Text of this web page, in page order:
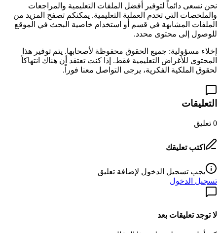
نحن نسعى دائماً لتوفير أفضل الملفات التعليمية والمراجعات
والملخصات التي تخدم العملية التعليمية. يمكنكم تصفح المزيد من
الملفات المشابهة في قسم
أو استخدام خاصية البحث في الموقع
للوصول إلى محتوى محدد.
إخلاء مسؤولية: جميع الحقوق محفوظة لأصحابها. يتم توفير هذا
المحتوى للأغراض التعليمية فقط. إذا كنت تعتقد أن هناك انتهاكاً
لحقوق الملكية الفكرية، يرجى التواصل معنا فوراً.
التعليقات
0 تعليق
اكتب تعليقك
يجب تسجيل الدخول لإضافة تعليق
تسجيل الدخول
لا توجد تعليقات بعد